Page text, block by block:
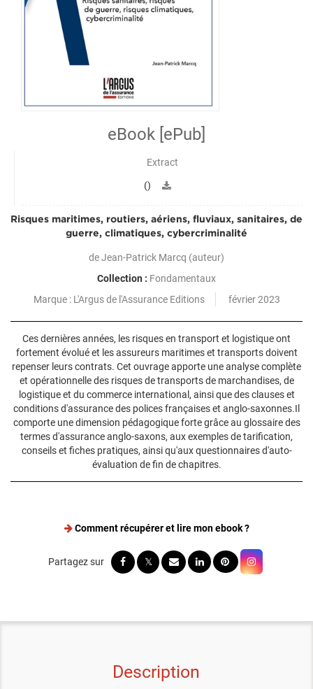
eBook [ePub]
Extract
()
Risques maritimes, routiers, aériens, fluviaux, sanitaires, de
guerre, climatiques, cybercriminalité
deJean-Patrick Marcq (auteur)
Collection : Fondamentaux
L'Argus de l'Assurance Editions
février 2023
Ces dernières années, les risques en transport et logistique ont
fortement évolué et les assureurs maritimes et transports doivent
repenser leurs contrats. Cet ouvrage apporte une analyse complète
et opérationnelle des risques de transports de marchandises, de
logistique et du commerce international, ainsi que des clauses et
conditions d'assurance des polices françaises et anglo-saxonnes.Il
comporte une dimension pédagogique forte grâce au glossaire des
termes d'assurance anglo-saxons, aux exemples de tarification,
conseils et fiches pratiques, ainsi qu'aux questionnaires d'auto-
évaluation de fin de chapitres.
Comment récupérer et lire mon ebook ?
Description